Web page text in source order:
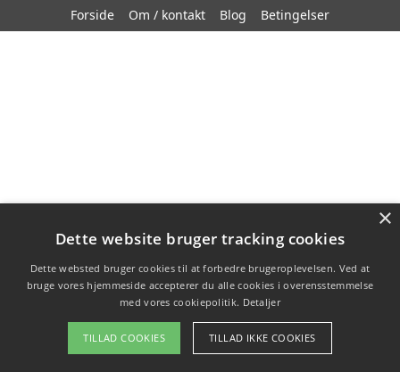
Forside
Om / kontakt Blog Betingelser
×
Dette website bruger tracking cookies
Dette websted bruger cookies til at forbedre brugeroplevelsen. Ved at
bruge vores hjemmeside accepterer du alle cookies i overensstemmelse
med vores cookiepolitik. Detaljer
TILLAD COOKIES TILLAD IKKE COOKIES